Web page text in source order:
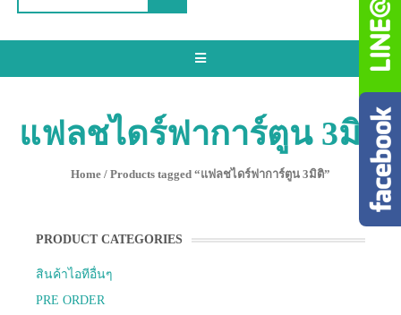
Toggle
แฟลชไดร์ฟาการ์ตูน 3มิติ
Home / Products tagged “แฟลชไดร์ฟาการ์ตูน 3มิติ”
PRODUCT CATEGORIES
สินค้าไอทีอื่นๆ
PRE ORDER